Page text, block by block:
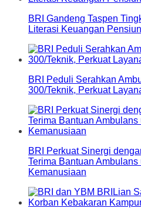
BRI Gandeng Taspen
Literasi Keuangan
BRI Peduli Serahkan
300/Teknik, Perkuat
BRI Perkuat Sinergi
Terima Bantuan
Kemanusiaan